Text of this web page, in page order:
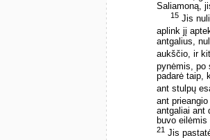
Saliamoną,
15 Jis
aplink jį
antgalius,
aukščio, ir
pynėmis, po
padarė taip,
ant stulpų
ant
antgaliai ant
buvo
21 Jis